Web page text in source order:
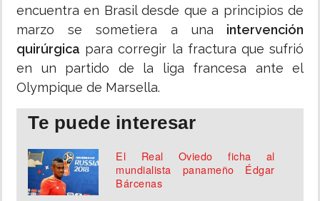
encuentra en Brasil desde que a principios de
marzo se sometiera a una intervención
quirúrgica para corregir la fractura que sufrió
en un partido de la liga francesa ante el
Olympique de Marsella.
Te puede interesar
El Real Oviedo ficha al
mundialista panameño Édgar
Bárcenas